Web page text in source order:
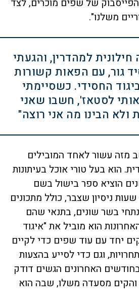
של שפים מוכרים, לצד
משלנו".
למהדרין, והגעתי
גור, עם הפאות קשורות
החסידי. כשסיימתי
לסטאז', חשבו שאני
הבינו מה אני רוצה"
(35) נחשב מזה עשור לאחד המובילים
הוא בעל טורי אוכל בעיתונות
הוציא ספר בישול בשם
ניסיון שצבר, כולל מתכונים
בשר שונים, בתנאי שהם
הוא מוביל את "איגוד
יחד עם עוד שפים כדי לקיים
וגם כדי לסייע בהצעות
האחרונים הגשים דודק
והקים מסעדה משלו, שבה הוא